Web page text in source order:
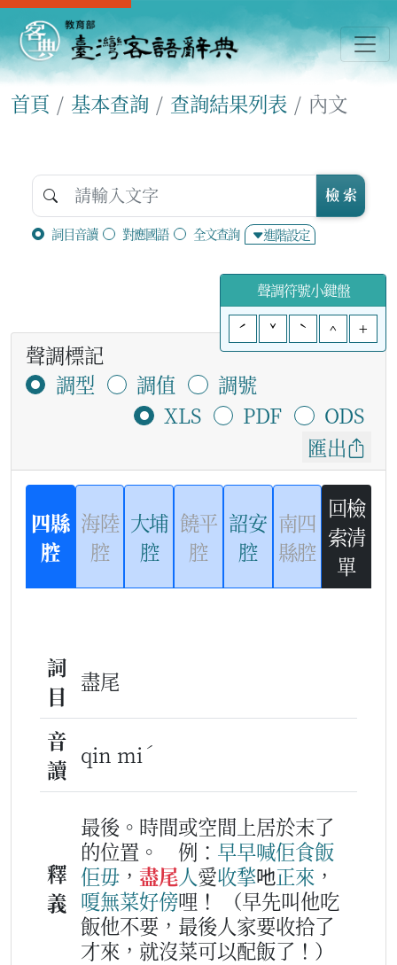
首頁 基本查詢 查詢結果列表 內文
詞目音讀 對應國語 全文查詢 進階設定
檢 索
聲調符號小鍵盤
ˊ
ˇ ˋ ^ +
聲調標記
調型
調值
調號
XLS
PDF
ODS
匯出
四縣
腔
海陸
腔
大埔
腔
饒平
腔
詔安
腔
南四
縣腔
回檢
索清
單
詞
目
盡尾
音
讀
qin mi ˊ
釋
義
最後。時間或空間上居於末了
的位置。
例： 早早喊佢食飯
佢毋 ， 盡尾人愛收揫吔正來 ，
嗄無菜好傍哩！
（早先叫他吃
飯他不要，最後人家要收拾了
才來，就沒菜可以配飯了！）